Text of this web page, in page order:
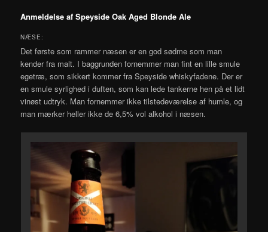
Anmeldelse af Speyside Oak Aged Blonde Ale
NÆSE:
Det første som rammer næsen er en god sødme som man
kender fra malt. I baggrunden fornemmer man fint en lille smule
egetræ, som sikkert kommer fra Speyside whiskyfadene. Der er
en smule syrlighed i duften, som kan lede tankerne hen på et lidt
vinøst udtryk. Man fornemmer ikke tilstedeværelse af humle, og
man mærker heller ikke de 6,5% vol alkohol i næsen.